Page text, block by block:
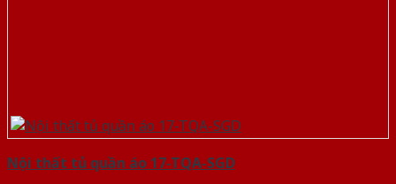
Nội thất tủ quần áo 17-TQA-SGD